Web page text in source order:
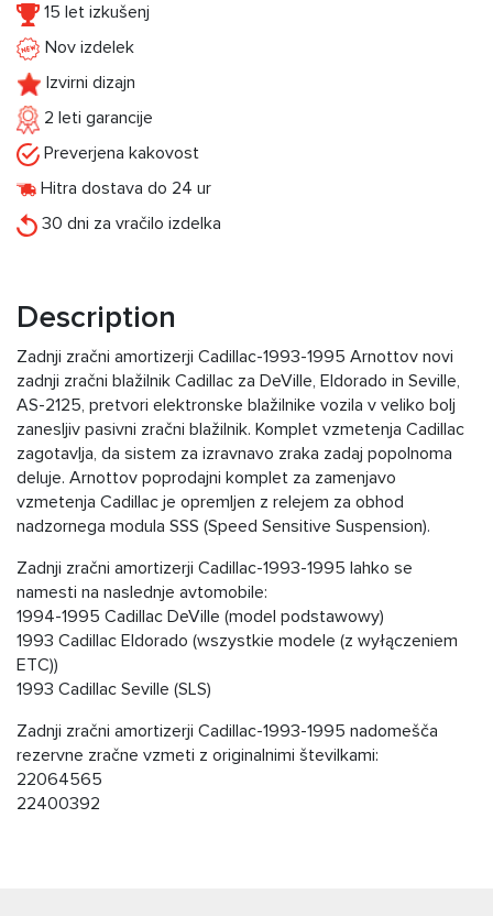
15 let izkušenj
Nov izdelek
Izvirni dizajn
2 leti garancije
Preverjena kakovost
Hitra dostava do 24 ur
30 dni za vračilo izdelka
Description
Zadnji zračni amortizerji Cadillac-1993-1995 Arnottov novi
zadnji zračni blažilnik Cadillac za DeVille, Eldorado in Seville,
AS-2125, pretvori elektronske blažilnike vozila v veliko bolj
zanesljiv pasivni zračni blažilnik. Komplet vzmetenja Cadillac
zagotavlja, da sistem za izravnavo zraka zadaj popolnoma
deluje. Arnottov poprodajni komplet za zamenjavo
vzmetenja Cadillac je opremljen z relejem za obhod
nadzornega modula SSS (Speed ​​Sensitive Suspension).
Zadnji zračni amortizerji Cadillac-1993-1995 lahko se
namesti na naslednje avtomobile:
1994-1995 Cadillac DeVille (model podstawowy)
1993 Cadillac Eldorado (wszystkie modele (z wyłączeniem
ETC))
1993 Cadillac Seville (SLS)
Zadnji zračni amortizerji Cadillac-1993-1995 nadomešča
rezervne zračne vzmeti z originalnimi številkami:
22064565
22400392